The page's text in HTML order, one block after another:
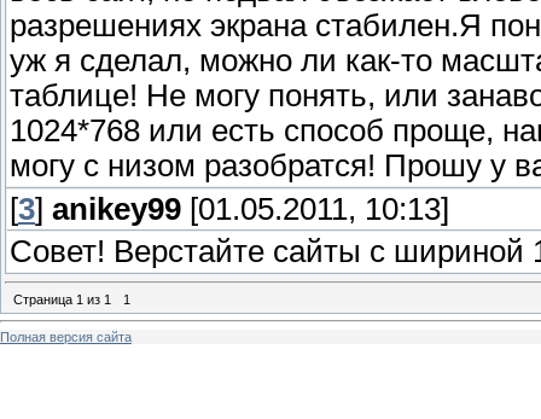
разрешениях экрана стабилен.Я
уж я сделал, можно ли как-то
таблице! Не могу понять, или
1024*768 или есть способ проще,
могу с низом разобратся! Прошу у
[3] anikey99 [01.05.2011, 10:13]
Совет! Верстайте сайты с шириной
Страница 1 из 1 1
Полная версия сайта